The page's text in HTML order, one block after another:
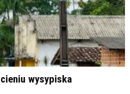
wysypiska